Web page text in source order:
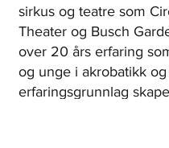
sirkus og teatre som
Theater og Busch
over 20 års erfaring
og unge i akrobatikk
erfaringsgrunnlag